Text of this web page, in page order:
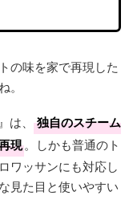
の味を家で再現した
、
独自のスチーム
現。しかも普通のト
ワッサンにも対応し
見た目と使いやすい